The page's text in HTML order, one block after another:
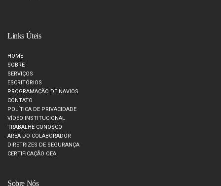
Links Úteis
HOME
SOBRE
SERVIÇOS
ESCRITÓRIOS
PROGRAMAÇÃO DE NAVIOS
CONTATO
POLÍTICA DE PRIVACIDADE
VÍDEO INSTITUCIONAL
TRABALHE CONOSCO
ÁREA DO COLABORADOR
DIRETRIZES DE SEGURANÇA
CERTIFICAÇÃO OEA
Sobre Nós